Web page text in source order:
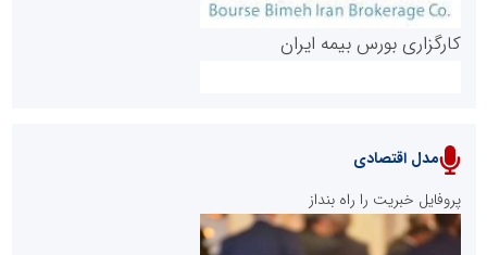
پایگاه خبری نهضت ملی مسکن
کارگزاری بورس بیمه ایران
مدل اقتصادی
پروفایل خبریت را راه بنداز